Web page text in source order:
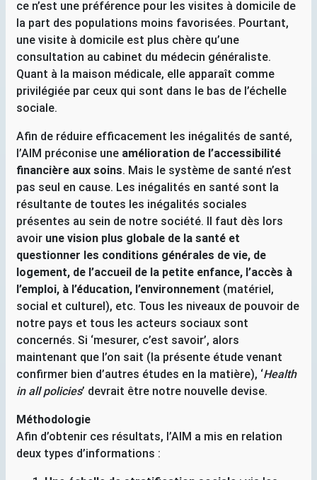
ce n’est une préférence pour les visites à domicile de
la part des populations moins favorisées. Pourtant,
une visite à domicile est plus chère qu’une
consultation au cabinet du médecin généraliste.
Quant à la maison médicale, elle apparaît comme
privilégiée par ceux qui sont dans le bas de l’échelle
sociale.
Afin de réduire efficacement les inégalités de santé,
l’AIM préconise une amélioration de l’accessibilité
financière aux soins. Mais le système de santé n’est
pas seul en cause. Les inégalités en santé sont la
résultante de toutes les inégalités sociales
présentes au sein de notre société. Il faut dès lors
avoir une vision plus globale de la santé et
questionner les conditions générales de vie, de
logement, de l’accueil de la petite enfance, l’accès à
l’emploi, à l’éducation, l’environnement (matériel,
social et culturel), etc. Tous les niveaux de pouvoir de
notre pays et tous les acteurs sociaux sont
concernés. Si ‘mesurer, c’est savoir’, alors
maintenant que l’on sait (la présente étude venant
confirmer bien d’autres études en la matière), ‘Health
in all policies’ devrait être notre nouvelle devise.
Méthodologie
Afin d’obtenir ces résultats, l’AIM a mis en relation
deux types d’informations :